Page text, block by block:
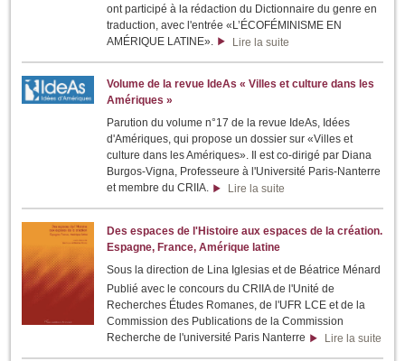
ont participé à la rédaction du Dictionnaire du genre en
traduction, avec l'entrée «L’ÉCOFÉMINISME EN
AMÉRIQUE LATINE».
Lire la suite
Volume de la revue IdeAs « Villes et culture dans les
Amériques »
Parution du volume n°17 de la revue IdeAs, Idées
d'Amériques, qui propose un dossier sur «Villes et
culture dans les Amériques». Il est co-dirigé par Diana
Burgos-Vigna, Professeure à l'Université Paris-Nanterre
et membre du CRIIA.
Lire la suite
Des espaces de l'Histoire aux espaces de la création.
Espagne, France, Amérique latine
Sous la direction de Lina Iglesias et de Béatrice Ménard
Publié avec le concours du CRIIA de l'Unité de
Recherches Études Romanes, de l'UFR LCE et de la
Commission des Publications de la Commission
Recherche de l'université Paris Nanterre
Lire la suite